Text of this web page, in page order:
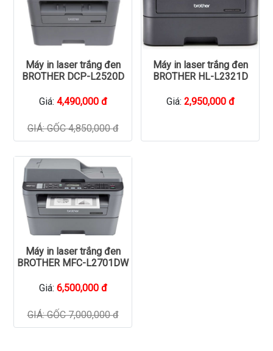
Máy in laser trắng đen
BROTHER DCP-L2520D
Giá: 4,490,000 đ
GIÁ: GỐC 4,850,000 đ
Máy in laser trắng đen
BROTHER HL-L2321D
Giá: 2,950,000 đ
Máy in laser trắng đen
BROTHER MFC-L2701DW
Giá: 6,500,000 đ
GIÁ: GỐC 7,000,000 đ